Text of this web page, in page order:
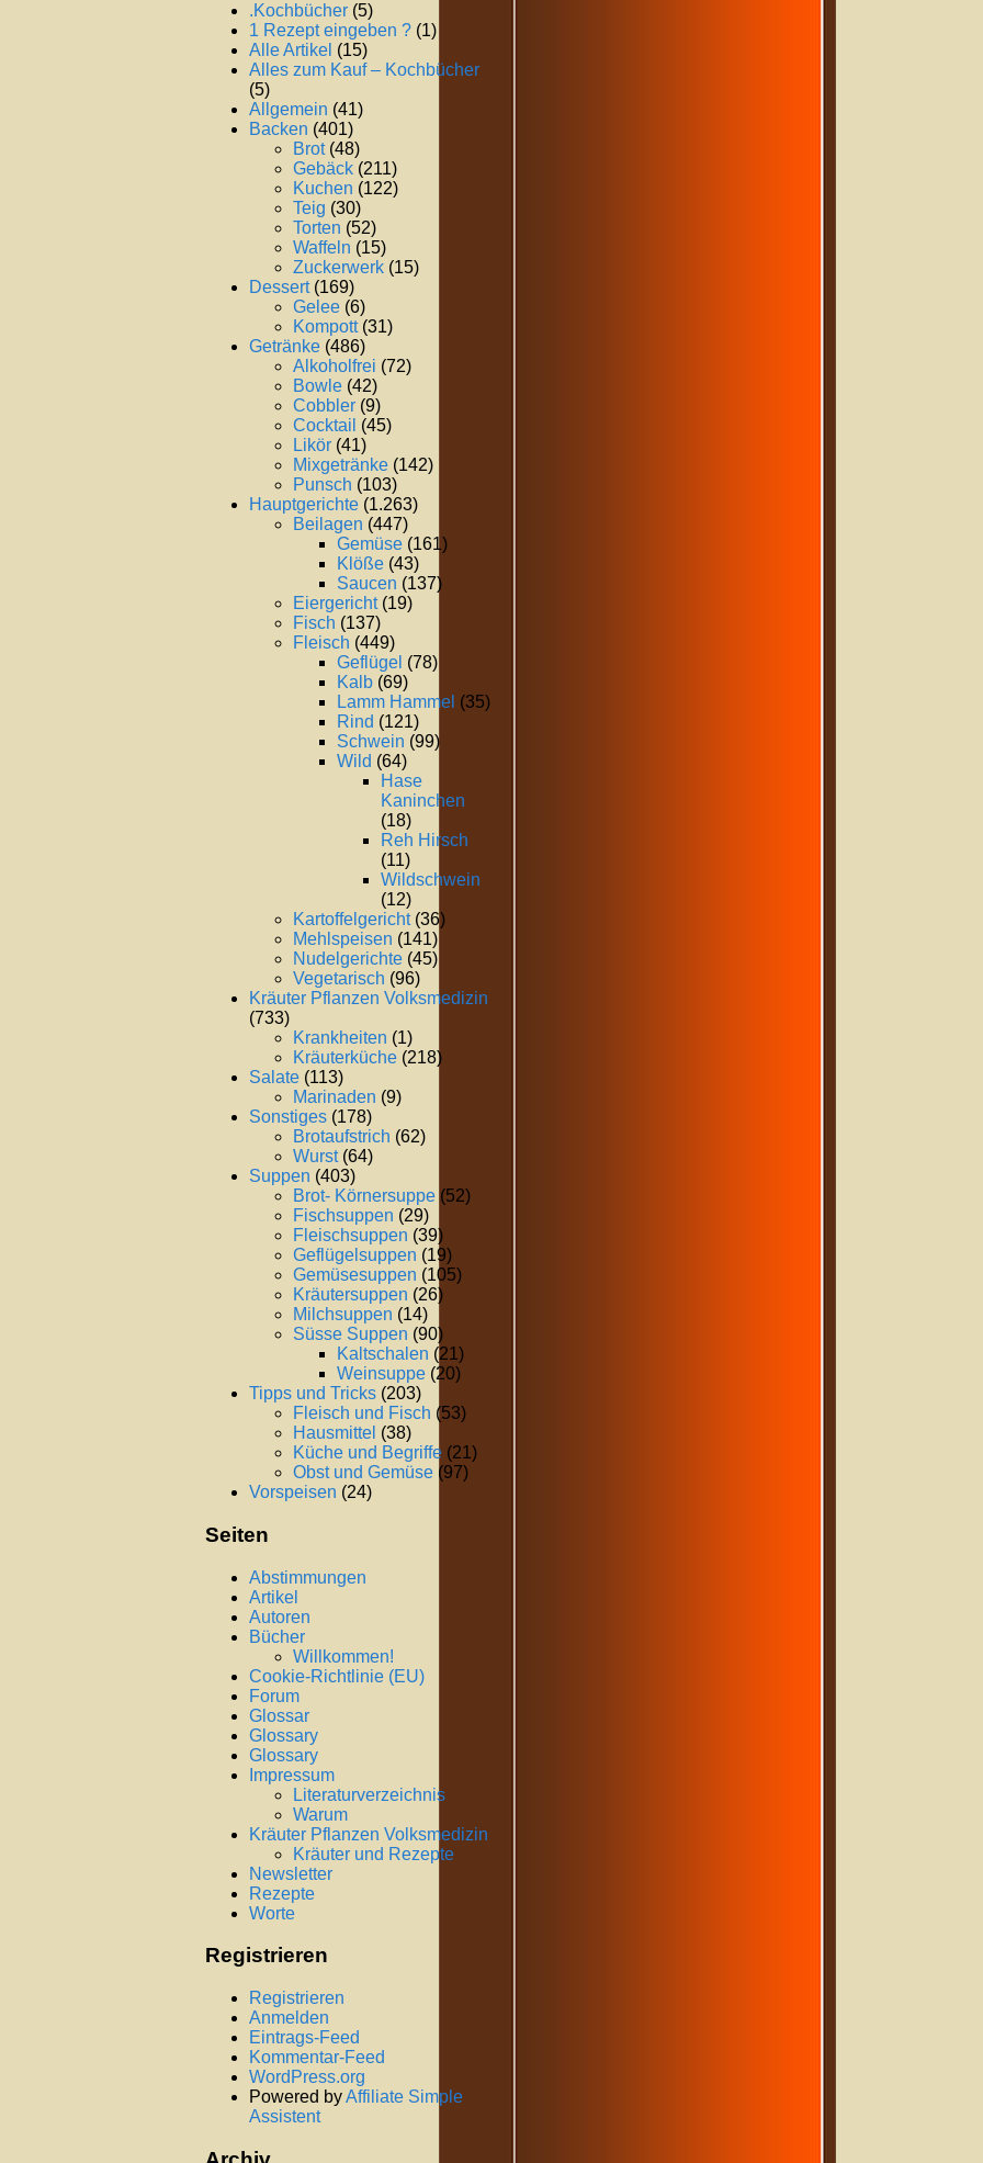
.Kochbücher (5)
1 Rezept eingeben ? (1)
Alle Artikel (15)
Alles zum Kauf – Kochbücher
(5)
Allgemein (41)
Backen (401)
Brot(48)
Gebäck (211)
Kuchen (122)
Teig (30)
Torten (52)
Waffeln (15)
Zuckerwerk (15)
Dessert(169)
Gelee (6)
Kompott(31)
Getränke (486)
Alkoholfrei (72)
Bowle (42)
Cobbler (9)
Cocktail (45)
Likör (41)
Mixgetränke (142)
Punsch (103)
Hauptgerichte (1.263)
Beilagen (447)
Gemüse (161)
Klöße (43)
Saucen (137)
Eiergericht(19)
Fisch (137)
Fleisch (449)
Geflügel (78)
Kalb (69)
Lamm Hammel (35)
Rind (121)
Schwein (99)
Wild (64)
Hase
Kaninchen
(18)
Reh Hirsch
(11)
Wildschwein
(12)
Kartoffelgericht(36)
Mehlspeisen (141)
Nudelgerichte (45)
Vegetarisch (96)
Kräuter Pflanzen Volksmedizin
(733)
Krankheiten (1)
Kräuterküche (218)
Salate (113)
Marinaden (9)
Sonstiges (178)
Brotaufstrich (62)
Wurst(64)
Suppen (403)
Brot- Körnersuppe (52)
Fischsuppen (29)
Fleischsuppen (39)
Geflügelsuppen (19)
Gemüsesuppen (105)
Kräutersuppen (26)
Milchsuppen (14)
Süsse Suppen (90)
Kaltschalen (21)
Weinsuppe (20)
Tipps und Tricks (203)
Fleisch und Fisch (53)
Hausmittel (38)
Küche und Begriffe (21)
Obst und Gemüse (97)
Vorspeisen (24)
Seiten
Abstimmungen
Artikel
Autoren
Bücher
Willkommen!
Cookie-Richtlinie (EU)
Forum
Glossar
Glossary
Glossary
Impressum
Literaturverzeichnis
Warum
Kräuter Pflanzen Volksmedizin
Kräuter und Rezepte
Newsletter
Rezepte
Worte
Registrieren
Registrieren
Anmelden
Eintrags-Feed
Kommentar-Feed
WordPress.org
Powered byAffiliate Simple
Assistent